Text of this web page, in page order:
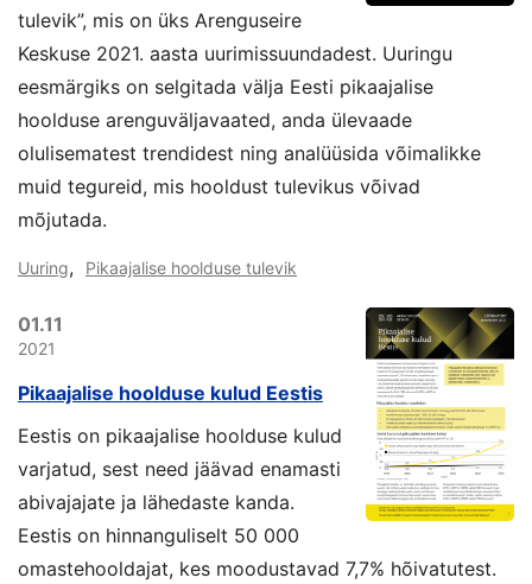
tulevik”, mis on üks Arenguseire
Keskuse 2021. aasta uurimissuundadest. Uuringu
eesmärgiks on selgitada välja Eesti pikaajalise
hoolduse arenguväljavaated, anda ülevaade
olulisematest trendidest ning analüüsida võimalikke
muid tegureid, mis hooldust tulevikus võivad
mõjutada.
Uuring, Pikaajalise hoolduse tulevik
01.11
2021
Pikaajalise hoolduse kulud Eestis
Eestis on pikaajalise hoolduse kulud
varjatud, sest need jäävad enamasti
abivajajate ja lähedaste kanda.
Eestis on hinnanguliselt 50 000
omastehooldajat, kes moodustavad 7,7% hõivatutest.